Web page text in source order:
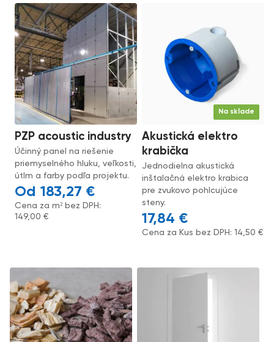
PZP acoustic industry
Účinný panel na riešenie
priemyselného hluku, veľkosti,
útlm a farby podľa projektu.
183,27 €
Cena za m² bez DPH:
149,00€
Na sklade
Akustická elektro
krabička
Jednodielna akustická
inštalačná elektro krabica
pre zvukovo pohlcujúce
steny.
17,84 €
Cena za Kus bez DPH:14,50€